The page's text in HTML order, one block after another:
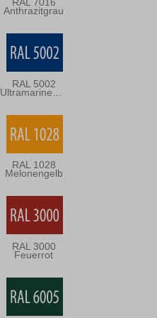
Anthrazitgrau
RAL 5002
RAL 1028
Melonengelb
RAL 3000
Feuerrot